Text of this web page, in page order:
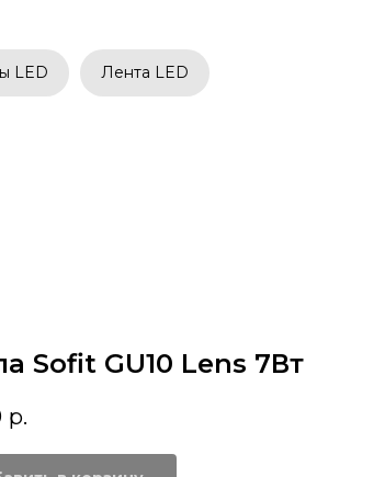
LED Лента LED
Sofit GU10 Lens 7Вт
р.